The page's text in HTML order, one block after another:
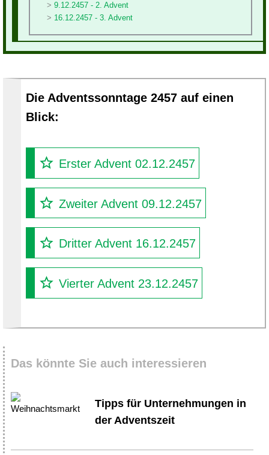
9.12.2457 - 2. Advent
16.12.2457 - 3. Advent
Die Adventssonntage 2457 auf einen
Blick:
Erster Advent 02.12.2457
Zweiter Advent 09.12.2457
Dritter Advent 16.12.2457
Vierter Advent 23.12.2457
Das könnte Sie auch interessieren
Tipps für Unternehmungen in
der Adventszeit